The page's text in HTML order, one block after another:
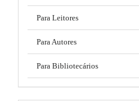
Para Leitores
Para Autores
Para Bibliotecários